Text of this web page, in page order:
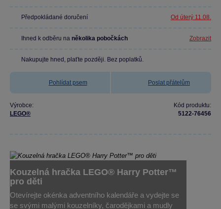
Předpokládané doručení Od úterý 11.08.
Ihned k odběru na několika pobočkách Zobrazit
Nakupujte hned, plaťte později. Bez poplatků.
Pohlídat psem Poslat přátelům
Výrobce:
LEGO®
Kód produktu:
5122-76456
Kouzelná hračka LEGO® Harry Potter™
pro děti
Otevírejte okénka adventního kalendáře a vydejte se
se svými malými kouzelníky, čarodějkami a mudly